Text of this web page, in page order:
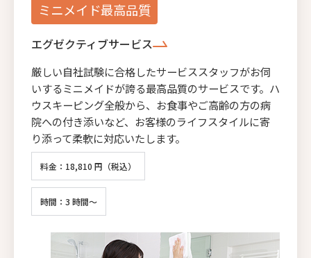
ミニメイド最高品質
エグゼクティブサービス
厳しい自社試験に合格したサービススタッフがお伺
いするミニメイドが誇る最高品質のサービスです。ハ
ウスキーピング全般から、お食事やご高齢の方の病
院への付き添いなど、お客様のライフスタイルに寄
り添って柔軟に対応いたします。
料金：18,810 円（税込）
時間：3 時間～